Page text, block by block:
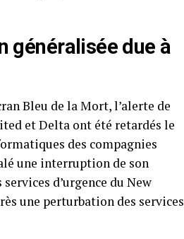
généralisée due à
Bleu de la Mort, l’alerte de
et Delta​ ont ⁤été retardés‌ le
des compagnies
une interruption de son⁤
d’urgence du New
une perturbation des services